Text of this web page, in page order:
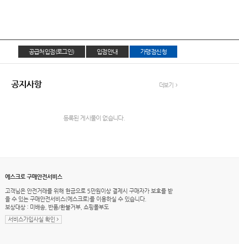
공급처입점(로그인) 입점안내 가맹점신청
공지사항 더보기
등록된 게시물이 없습니다.
에스크로 구매안전서비스
고객님은 안전거래를 위해 현금으로 5만원이상 결제시 구매자가 보호를 받
을 수 있는 구매안전서비스(에스크로)를 이용하실 수 있습니다.
보상대상 : 미배송, 반품/환불거부, 쇼핑몰부도
서비스가입사실 확인